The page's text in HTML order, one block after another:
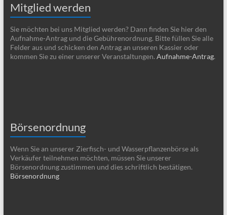
Mitglied werden
Sie möchten bei uns Mitglied werden? Dann finden Sie hier den
Aufnahme-Antrag und die Gebührenordnung. Bitte füllen Sie alle
Felder aus und schicken den Antrag an unseren Kassier oder
kommen Sie zu einer unserer Veranstaltungen. Aufnahme-Antrag.
Börsenordnung
Wenn Sie an unserer Zierfisch- und Wasserpflanzenbörse als
Verkäufer teilnehmen möchten, müssen Sie unserer
Börsenordnung zustimmen und dies schriftlich bestätigen.
Börsenordnung